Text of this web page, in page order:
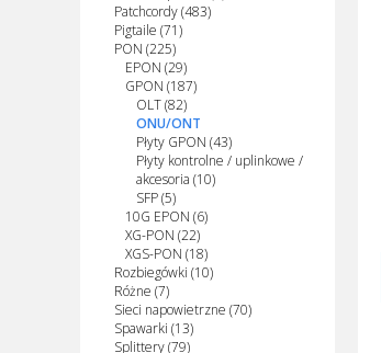
Patchcordy (483)
Pigtaile (71)
PON (225)
EPON (29)
GPON (187)
OLT (82)
ONU/ONT
Płyty GPON (43)
Płyty kontrolne / uplinkowe /
akcesoria (10)
SFP (5)
10G EPON (6)
XG-PON (22)
XGS-PON (18)
Rozbiegówki (10)
Różne (7)
Sieci napowietrzne (70)
Spawarki (13)
Splittery (79)